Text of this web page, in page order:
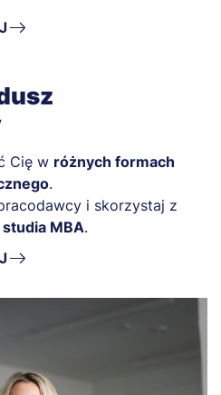
Cię w różnych formach
.
i skorzystaj z
MBA.